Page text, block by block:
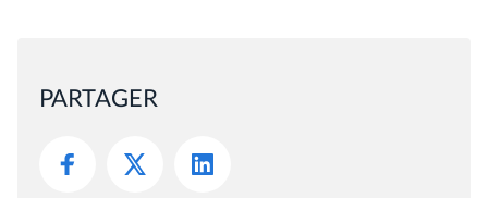
PARTAGER